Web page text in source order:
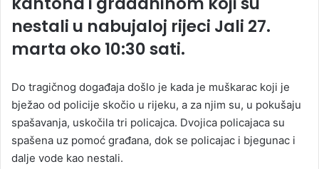
nestali u nabujaloj rijeci Jali 27.
marta oko 10:30 sati.
Do tragičnog događaja došlo je kada je muškarac koji je
bježao od policije skočio u rijeku, a za njim su, u pokušaju
spašavanja, uskočila tri policajca. Dvojica policajaca su
spašena uz pomoć građana, dok se policajac i bjegunac i
dalje vode kao nestali.